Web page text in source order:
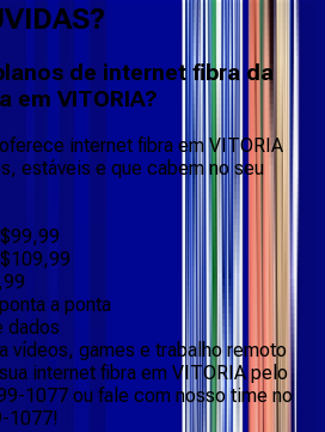
de internet fibra da
em VITORIA?
internet fibra em VITORIA
estáveis e que cabem no seu
a ponta
dados
vídeos, games e trabalho remoto
internet fibra em VITORIA pelo
1077 ou fale com nosso time no
1077!